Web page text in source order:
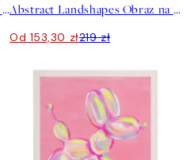
Cherry Red Velvet Cake Obraz na płótnie Abstract Landshapes Obraz na płótnie
Od 153,30 zł219 zł